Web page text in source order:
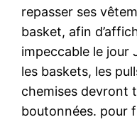
repasser ses
basket, afin
impeccable le jour
les baskets, les
chemises devront
boutonnées. pour